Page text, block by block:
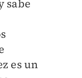
sabe
es un